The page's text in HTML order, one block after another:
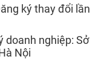
ký thay đổi lần
doanh nghiệp: Sở
Nội